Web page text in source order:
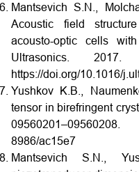
Mantsevich S.N.,
Acoustic field
acousto-optic cells
Ultrasonics.
https://doi.org/10.1016/
Yushkov K.B.,
tensor in birefringent
8986/ac15e7
Mantsevich S.N.,